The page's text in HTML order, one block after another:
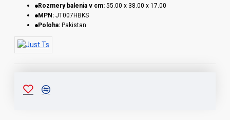
Rozmery balenia v cm: 55.00 x 38.00 x 17.00
MPN: JT007HBKS
Poloha: Pakistan